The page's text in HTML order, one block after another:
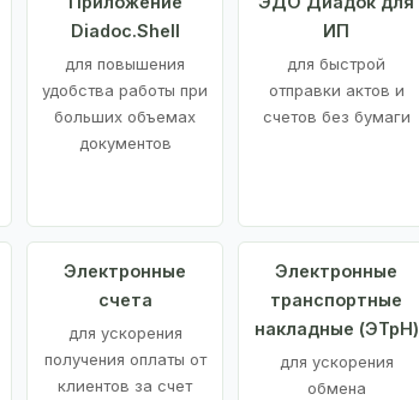
Diadoc.Shell
для повышения
удобства работы при
больших объемах
документов
ИП
для быстрой
отправки актов и
счетов без бумаги
Электронные
счета
для ускорения
получения оплаты от
клиентов за счет
Электронные
транспортные
накладные (ЭТрН)
для ускорения
обмена